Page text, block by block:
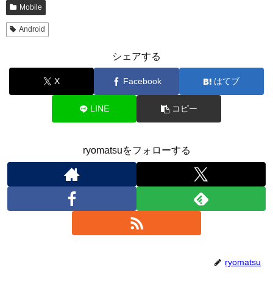
Mobile
Android
シェアする
X Facebook はてブ
LINE コピー
ryomatsuをフォローする
ryomatsu